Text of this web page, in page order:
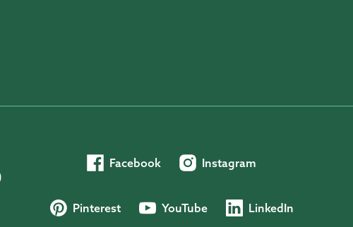
Facebook Instagram
Pinterest YouTube LinkedIn